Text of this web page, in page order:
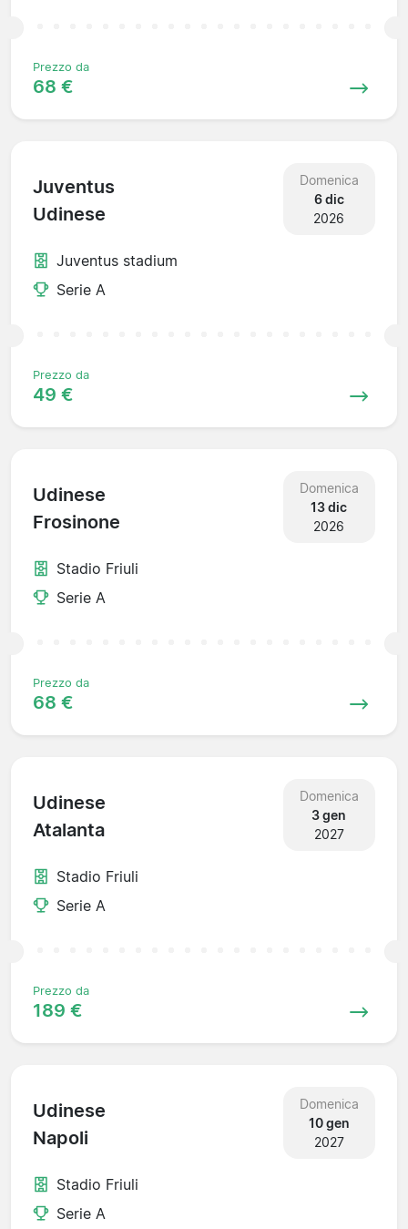
Prezzo da
68 €
Juventus
Udinese
Domenica
6 dic
2026
Juventus stadium
Serie A
Prezzo da
49 €
Udinese
Frosinone
Domenica
13 dic
2026
Stadio Friuli
Serie A
Prezzo da
68 €
Udinese
Atalanta
Domenica
3 gen
2027
Stadio Friuli
Serie A
Prezzo da
189 €
Udinese
Napoli
Domenica
10 gen
2027
Stadio Friuli
Serie A